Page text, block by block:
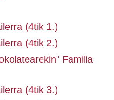
(4tik 1.)
(4tik 2.)
Familia
(4tik 3.)